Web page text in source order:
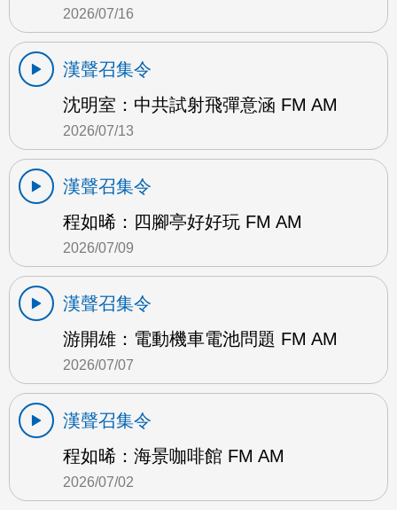
2026/07/16
漢聲召集令
沈明室：中共試射飛彈意涵 FM AM
2026/07/13
漢聲召集令
程如晞：四腳亭好好玩 FM AM
2026/07/09
漢聲召集令
游開雄：電動機車電池問題 FM AM
2026/07/07
漢聲召集令
程如晞：海景咖啡館 FM AM
2026/07/02